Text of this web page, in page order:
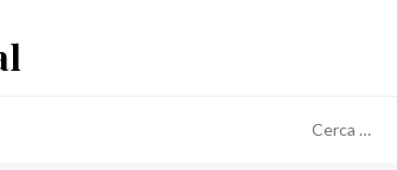
per: